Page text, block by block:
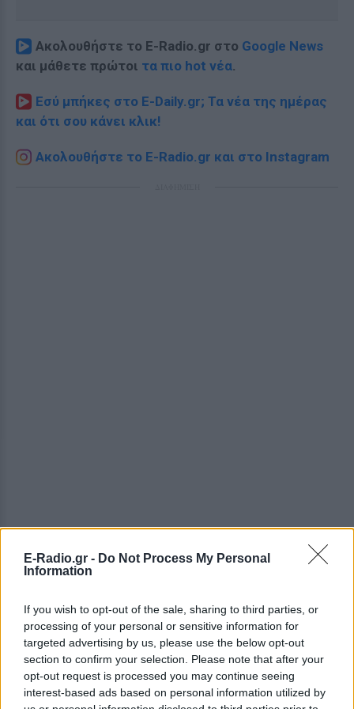
E-Radio.gr - Do Not Process My Personal
Information
If you wish to opt-out of the sale, sharing to third parties, or
processing of your personal or sensitive information for
targeted advertising by us, please use the below opt-out
section to confirm your selection. Please note that after your
opt-out request is processed you may continue seeing
interest-based ads based on personal information utilized by
Ακολουθήστε το E-Radio.gr στο Google News
και μάθετε πρώτοι τα πιο hot νέα.
Εσύ μπήκες στο E-Daily.gr; Τα νέα της ημέρας
και ότι σου κάνει κλικ!
Ακολουθήστε το E-Radio.gr και στο Instagram
ΔΕΙΤΕ ΕΠΙΣΗΣ
ΣΤΗΝ ΙΔΙΑ ΚΑΤΗΓΟΡΙΑ
Ατύχημα για τον Ιβάν Σβιτάιλο
στην Κέρκυρα: «Θα σηκωθώ πιο
δυνατός»
ΣΉΜΕΡΑ